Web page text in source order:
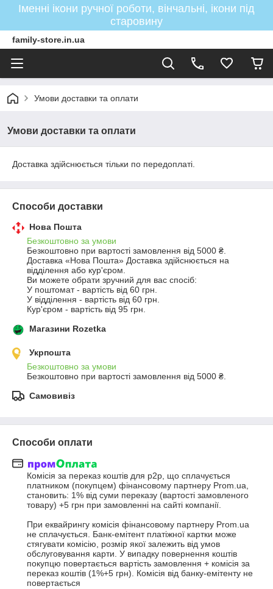
Іменні ікони ручної роботи, вінчальні, ікони під
старовину
family-store.in.ua
Умови доставки та оплати
Умови доставки та оплати
Доставка здійснюється тільки по передоплаті.
Способи доставки
Нова Пошта
Безкоштовно за умови
Безкоштовно при вартості замовлення від 5000 ₴.
Доставка «Нова Пошта» Доставка здійснюється на
відділення або кур'єром.
Ви можете обрати зручний для вас спосіб:
У поштомат - вартість від 60 грн.
У відділення - вартість від 60 грн.
Кур'єром - вартість від 95 грн.
Магазини Rozetka
Укрпошта
Безкоштовно за умови
Безкоштовно при вартості замовлення від 5000 ₴.
Самовивіз
Способи оплати
Комісія за переказ коштів для р2р, що сплачується
платником (покупцем) фінансовому партнеру Prom.uа,
становить: 1% від суми переказу (вартості замовленого
товару) +5 грн при замовленні на сайті компанії.
При еквайрингу комісія фінансовому партнеру Prom.uа
не сплачується. Банк-емітент платіжної картки може
стягувати комісію, розмір якої залежить від умов
обслуговування карти. У випадку повернення коштів
покупцю повертається вартість замовлення + комісія за
переказ коштів (1%+5 грн). Комісія від банку-емітенту не
повертається